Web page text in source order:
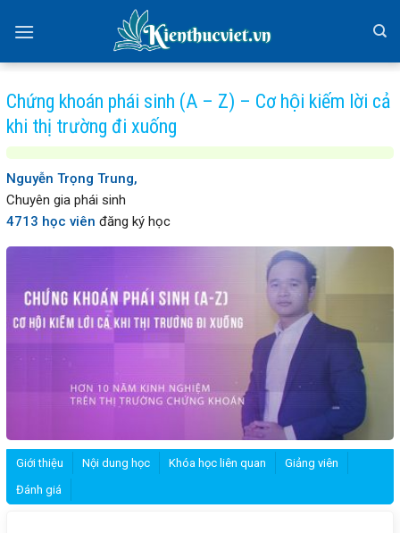
Chứng khoán phái sinh (A – Z) – Cơ hội kiếm lời cả
khi thị trường đi xuống
Nguyễn Trọng Trung,
Chuyên gia phái sinh
4713 học viên đăng ký học
Giới thiệu Nội dung học Khóa học liên quan
Giảng viên
Đánh giá